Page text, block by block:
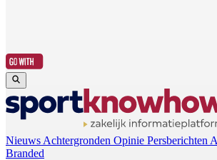
Nieuws Achtergronden Opinie Persberichten
Branded